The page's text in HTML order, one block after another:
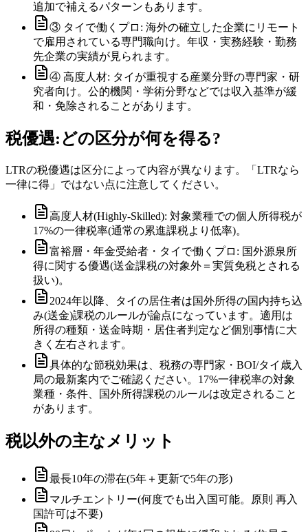
追加で補えるパターンもあります。
③ タイで働くプロ: 海外の確立した企業にリモート
で雇用されている専門職向け。年収・実務経験・勤務
先企業の実績が見られます。
④ 高度人材: タイが重視する産業分野の専門家・研
究者向け。公的機関・学術分野などでは収入基準が緩
和・免除されることがあります。
税優遇:どの区分が何を得る?
LTRの税優遇は区分によって内容が異なります。「LTRなら
一律に得」ではない点に注意してください。
高度人材(Highly-Skilled): 対象業種での個人所得税が
17%の一律税率(通常の累進課税より低率)。
富裕層・年金受給者・タイで働くプロ: 国外源泉所
得に関する優遇(送金課税の対象外＝実質免税とされる
扱い)。
2024年以降、タイの居住者は国外所得の国内持ち込
み(送金)課税のルールが論点になっています。適用は
所得の種類・送金時期・居住者判定など個別事情に大
きく左右されます。
具体的な節税効果は、税務の専門家・BOI/タイ歳入
局の最新案内でご確認ください。17%一律税率の対象
業種・条件、国外所得課税のルールは改定されること
があります。
税以外の主なメリット
最長10年の滞在(5年＋更新で5年の形)
マルチエントリー(何度でも出入国可能。原則 再入
国許可は不要)